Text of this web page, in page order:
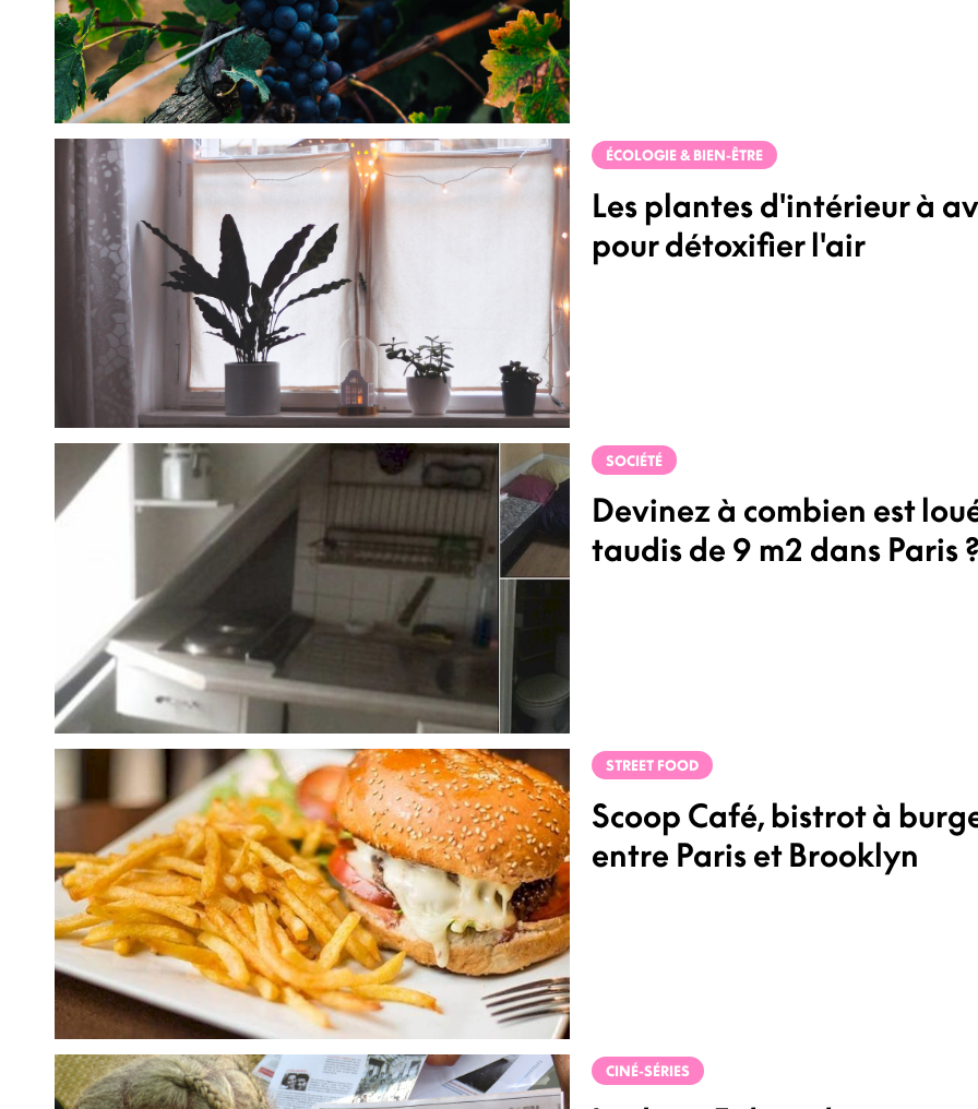
ÉCOLOGIE & BIEN-ÊTRE
Les plantes d'intérieur à
pour détoxifier l'air
SOCIÉTÉ
Devinez à combien est
taudis de 9 m2 dans Paris
STREET FOOD
Scoop Café, bistrot à
entre Paris et Brooklyn
CINÉ-SÉRIES